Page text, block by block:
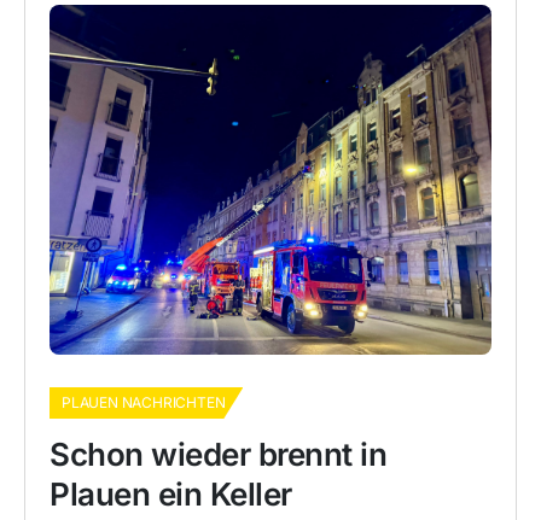
PLAUEN NACHRICHTEN
Schon wieder brennt in
Plauen ein Keller